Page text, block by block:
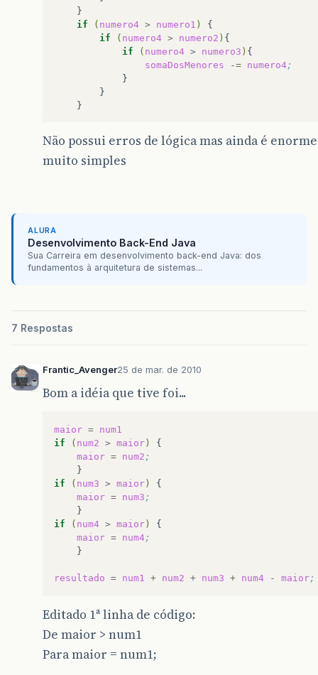
if
( numero4 > numero1 )
if
( numero4 > numero2 )
if
( numero4 > numero3 )
somaDosMenores
-= numero4;
Não possui erros de lógica mas ainda é
muito simples
ALURA
Desenvolvimento Back-End Java
Sua Carreira em desenvolvimento back-end Java: dos
fundamentos à arquitetura de sistemas...
7 Respostas
Frantic_Avenger25 de mar. de 2010
Bom a idéia que tive foi...
maior = num1
if
( num2 > maior )
maior = num2 ;
if
( num3 > maior )
maior = num3 ;
if
( num4 > maior )
maior = num4;
resultado = num1 + num2 + num3 + num4 - maior;
Editado 1ª linha de código:
De maior > num1
Para maior = num1;